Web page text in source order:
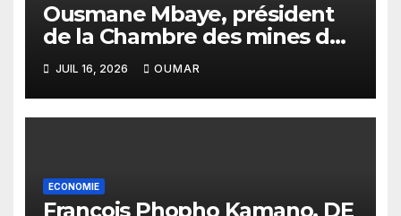
Ousmane Mbaye, président
de la Chambre des mines du
Sénégal : « C’est l’Etat qui doit
assurer le financement des
infrastructures »
JUIL 16, 2026 OUMAR
ECONOMIE
François Phopho Kamano, DE